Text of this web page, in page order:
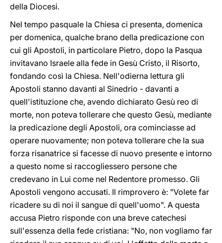
della Diocesi.
Nel tempo pasquale la Chiesa ci presenta, domenica
per domenica, qualche brano della predicazione con
cui gli Apostoli, in particolare Pietro, dopo la Pasqua
invitavano Israele alla fede in Gesù Cristo, il Risorto,
fondando così la Chiesa. Nell'odierna lettura gli
Apostoli stanno davanti al Sinedrio - davanti a
quell'istituzione che, avendo dichiarato Gesù reo di
morte, non poteva tollerare che questo Gesù, mediante
la predicazione degli Apostoli, ora cominciasse ad
operare nuovamente; non poteva tollerare che la sua
forza risanatrice si facesse di nuovo presente e intorno
a questo nome si raccogliessero persone che
credevano in Lui come nel Redentore promesso. Gli
Apostoli vengono accusati. Il rimprovero è: "Volete far
ricadere su di noi il sangue di quell'uomo". A questa
accusa Pietro risponde con una breve catechesi
sull'essenza della fede cristiana: "No, non vogliamo far